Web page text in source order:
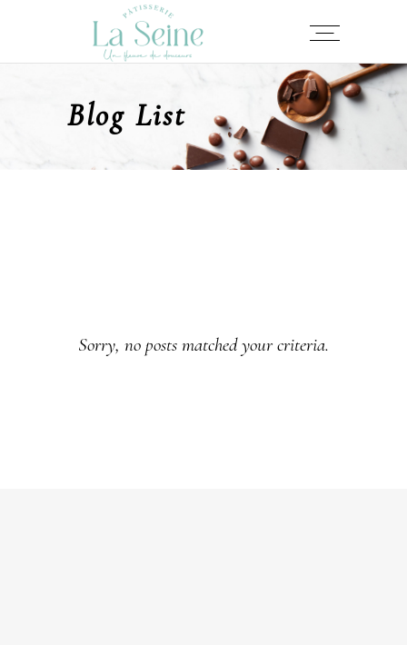
Blog List
Sorry, no posts matched your criteria.